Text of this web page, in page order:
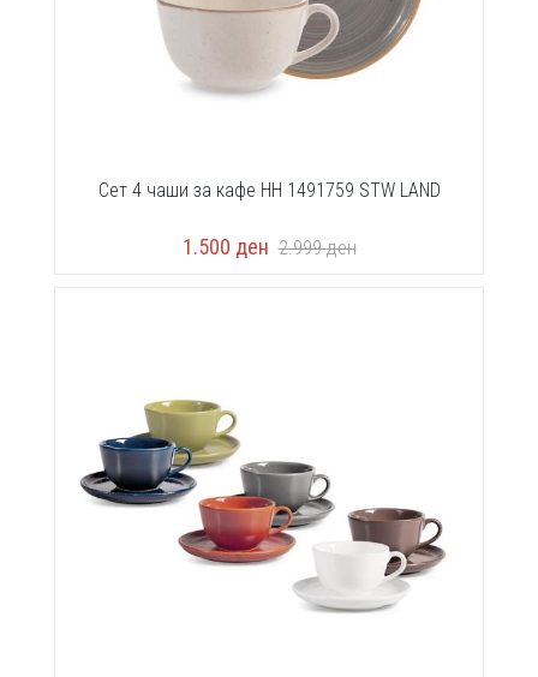
Сет 4 чаши за кафе HH 1491759 STW LAND
1.500 ден 2.999ден